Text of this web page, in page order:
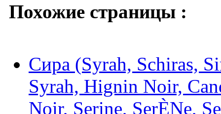
Похожие страницы :
Сира (Syrah, Schiras,
Syrah, Hignin Noir,
Noir, Serine, SerÈNe,